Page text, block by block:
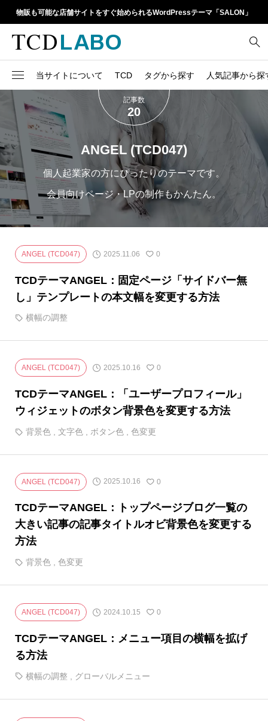
物販も可能な店舗サイトをすぐ始められるWordPressテーマ「SALON」
当サイトについて TCD タグから探す 人気記事から探
1カラム 13
Google Map 20
Gutenberg 6
h1 14
iframe 17
meta title 39
SNS
SNSアイコン
TCDクラシックエディタ
TCD LABOとは
TCDテーマ一覧
ファイルの編集方法
WordPressテーマ比較
人気ランキング
アップデート情報
よくあるご質問
ANGEL (TCD047)
個人起業家の方にぴったりのテーマです。
会員向けページ・LPの制作もかんたん。
記事数
20
ANGEL (TCD047) 2025.11.06 0
TCDテーマANGEL：固定ページ「サイドバー無
し」テンプレートの本文幅を変更する方法
横幅の調整
ANGEL (TCD047) 2025.10.16 0
TCDテーマANGEL：「ユーザープロフィール」
ウィジェットのボタン背景色を変更する方法
背景色 文字色 ボタン色 色変更
ANGEL (TCD047) 2025.10.16 0
TCDテーマANGEL：トップページブログ一覧の
大きい記事の記事タイトルオビ背景色を変更する
方法
背景色 , 色変更
ANGEL (TCD047) 2024.10.15 0
TCDテーマANGEL：メニュー項目の横幅を拡げ
る方法
横幅の調整 グローバルメニュー